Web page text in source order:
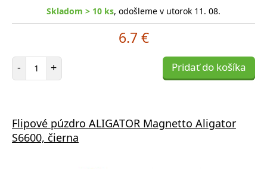
Skladom > 10 ks, odošleme v utorok 11. 08.
6.7 €
- Počet položiek
+ Pridať do košíka
Flipové púzdro ALIGATOR Magnetto Aligator
S6600, čierna